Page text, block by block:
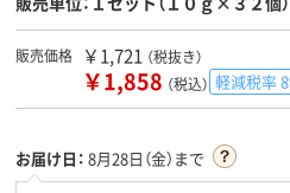
販売価格 ￥1,721 （税抜き）
￥1,858 （税込） 軽減税率
お届け日： 8月28日（金）まで